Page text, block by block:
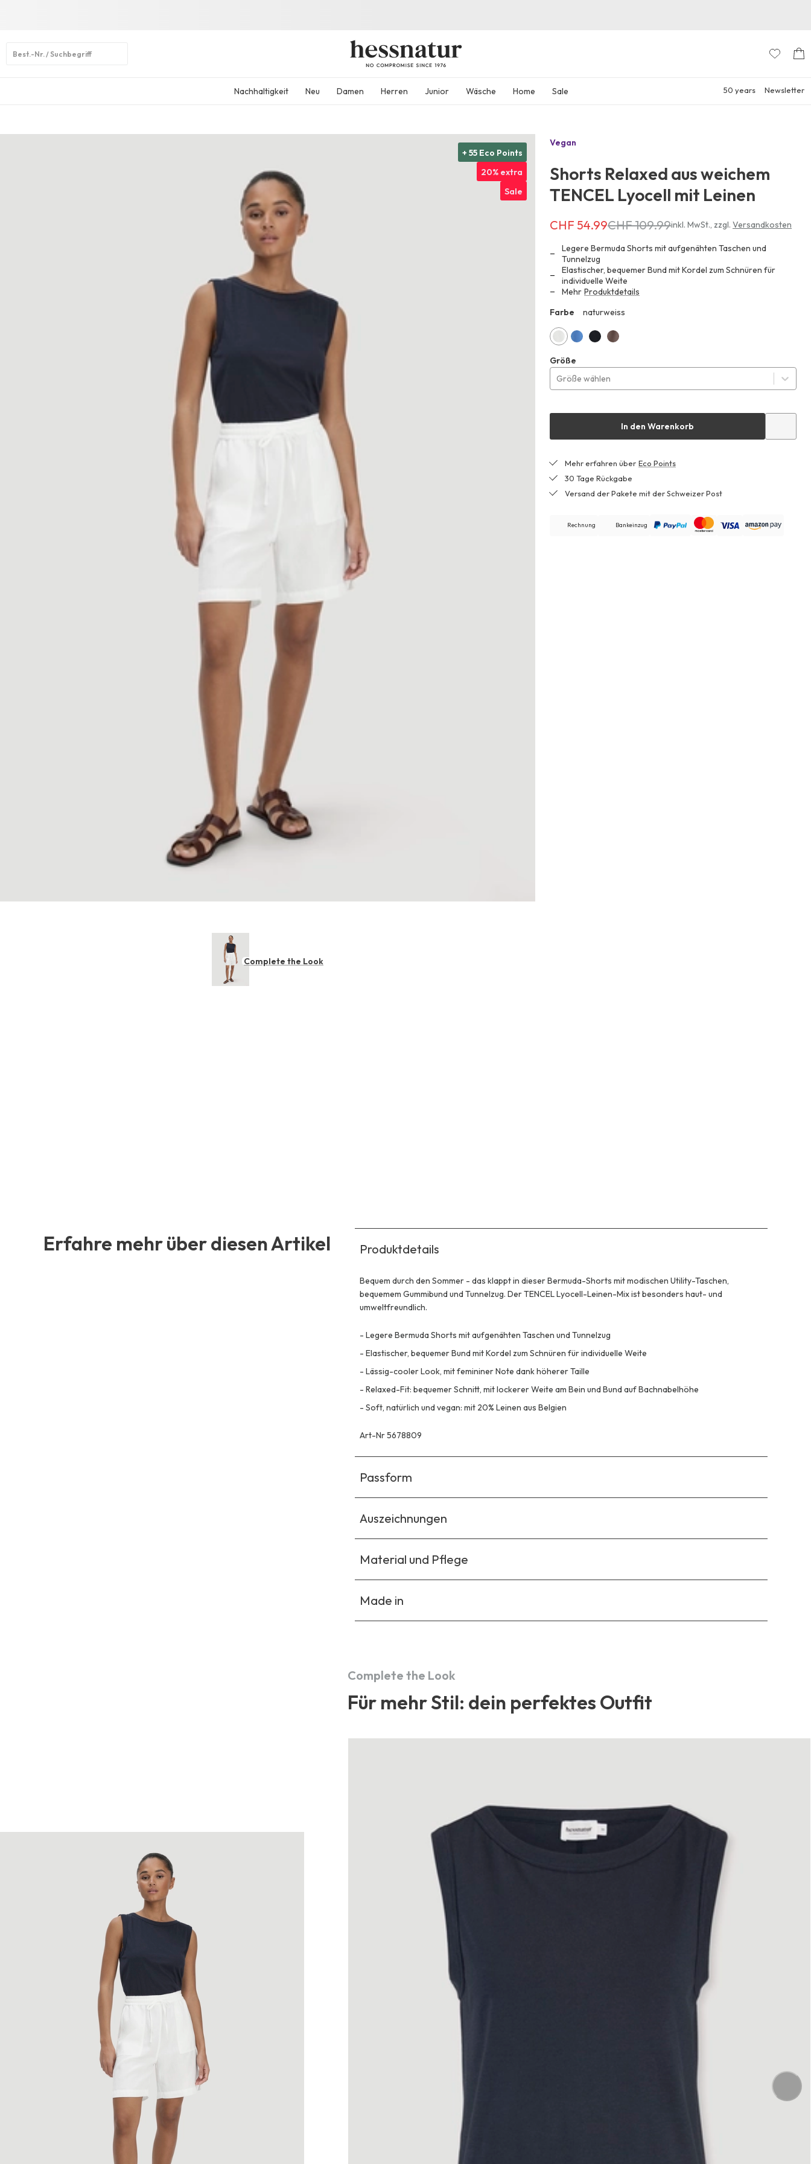
Nachhaltigkeit Neu Damen Herren Junior Wäsche Home Sale 50 years Newsletter
+ 55 Eco Points
20% extra
Sale
Vegan
Shorts Relaxed aus weichem
TENCEL Lyocell mit Leinen
Erhältlich
CHF 54.99
anstatt
CHF 109.99
CHF 54.99CHF 109.99inkl. MwSt.,zzgl. Versandkosten
Legere Bermuda Shorts mit aufgenähten Taschen und
Tunnelzug
Elastischer, bequemer Bund mit Kordel zum Schnüren für
individuelle Weite
Mehr Produktdetails
Farbe
naturweiss
Größe
Größe wählen
In den Warenkorb
Mehr erfahren über Eco Points
30 Tage Rückgabe
Versand der Pakete mit der Schweizer Post
Rechnung Bankeinzug
Complete the Look
Erfahre mehr über diesen Artikel Produktdetails
Bequem durch den Sommer - das klappt in dieser Bermuda-Shorts mit modischen Utility-Taschen,
bequemem Gummibund und Tunnelzug. Der TENCEL Lyocell-Leinen-Mix ist besonders haut- und
umweltfreundlich.
- Legere Bermuda Shorts mit aufgenähten Taschen und Tunnelzug
- Elastischer, bequemer Bund mit Kordel zum Schnüren für individuelle Weite
- Lässig-cooler Look, mit femininer Note dank höherer Taille
- Relaxed-Fit: bequemer Schnitt, mit lockerer Weite am Bein und Bund auf Bachnabelhöhe
- Soft, natürlich und vegan: mit 20% Leinen aus Belgien
Art-Nr 5678809
Passform
Auszeichnungen
Material und Pflege
Made in
Complete the Look
Für mehr Stil: dein perfektes Outfit